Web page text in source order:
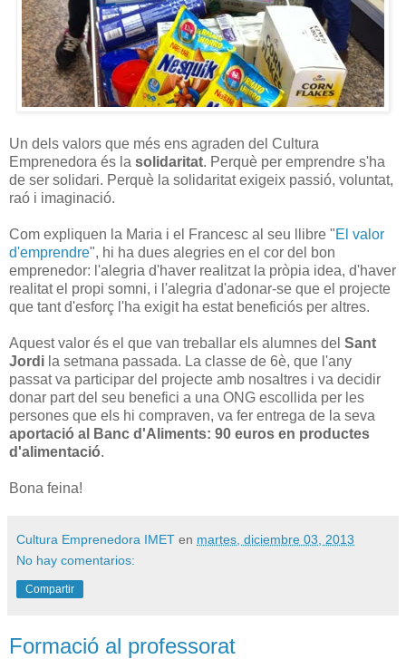
Un dels valors que més ens agraden del Cultura
Emprenedora és la solidaritat. Perquè per emprendre s'ha
de ser solidari. Perquè la solidaritat exigeix passió, voluntat,
raó i imaginació.
Com expliquen la Maria i el Francesc al seu llibre "El valor
d'emprendre", hi ha dues alegries en el cor del bon
emprenedor: l'alegria d'haver realitzat la pròpia idea, d'haver
realitat el propi somni, i l'alegria d'adonar-se que el projecte
que tant d'esforç l'ha exigit ha estat beneficiós per altres.
Aquest valor és el que van treballar els alumnes del Sant
Jordi la setmana passada. La classe de 6è, que l'any
passat va participar del projecte amb nosaltres i va decidir
donar part del seu benefici a una ONG escollida per les
persones que els hi compraven, va fer entrega de la seva
aportació al Banc d'Aliments: 90 euros en productes
d'alimentació.
Bona feina!
Cultura Emprenedora IMET en martes, diciembre 03, 2013
No hay comentarios:
Compartir
Formació al professorat